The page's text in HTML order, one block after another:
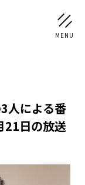
人による番
21日の放送